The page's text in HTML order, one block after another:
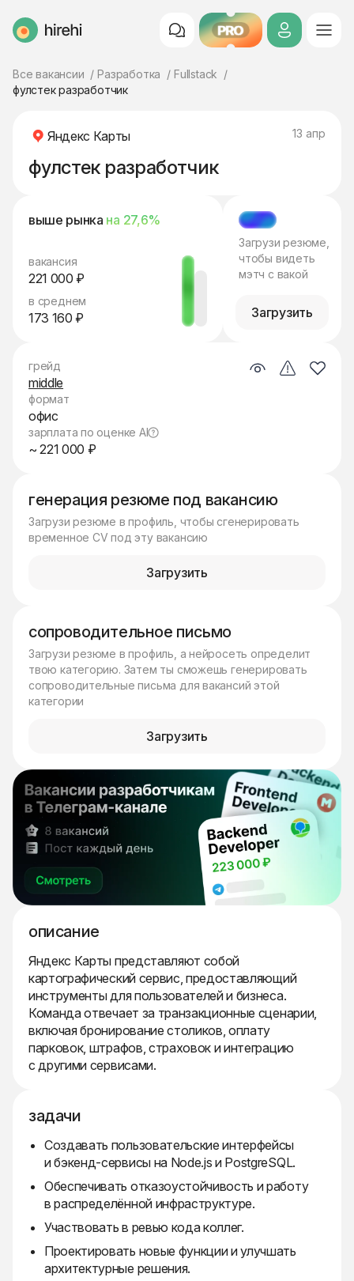
HireHi PRO
Все вакансии Разработка
Fullstack
фулстек разработчик
Яндекс Карты 13 апр
фулстек разработчик
выше рынка на 27,6%
вакансия
221 000 ₽
в среднем
173 160 ₽
МЭТЧ
Загрузи резюме,
чтобы видеть
мэтч с вакой
Загрузить
генерация резюме под вакансию
Загрузи резюме в профиль, чтобы сгенерировать
временное CV под эту вакансию
Загрузить
сопроводительное письмо
Загрузи резюме в профиль, а нейросеть определит
твою категорию. Затем ты сможешь генерировать
сопроводительные письма для вакансий этой
категории
Загрузить
описание
Яндекс Карты представляют собой
картографический сервис, предоставляющий
инструменты для пользователей и бизнеса.
Команда отвечает за транзакционные сценарии,
включая бронирование столиков, оплату
парковок, штрафов, страховок и интеграцию
с другими сервисами.
задачи
Создавать пользовательские интерфейсы
и бэкенд-сервисы на Node.js и PostgreSQL.
Обеспечивать отказоустойчивость и работу
в распределённой инфраструктуре.
Участвовать в ревью кода коллег.
Проектировать новые функции и улучшать
архитектурные решения.
грейд
middle
формат
офис
зарплата по оценке AI
~ 221 000 ₽